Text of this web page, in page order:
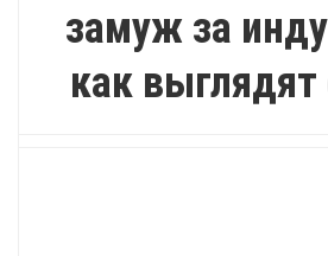
замуж за
как выглядят